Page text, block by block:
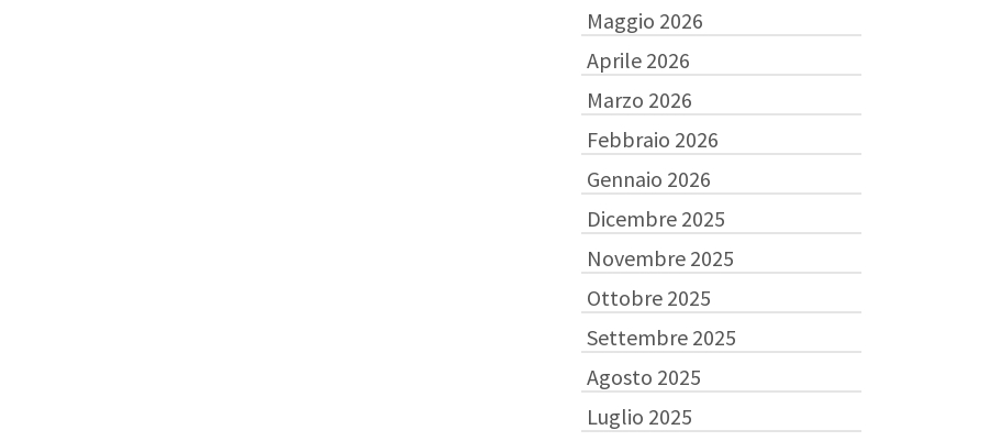
Maggio 2026
Aprile 2026
Marzo 2026
Febbraio 2026
Gennaio 2026
Dicembre 2025
Novembre 2025
Ottobre 2025
Settembre 2025
Agosto 2025
Luglio 2025